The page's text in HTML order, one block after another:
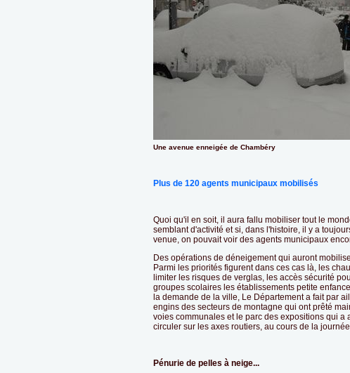
Une avenue enneigée de Chambéry
Plus de 120 agents municipaux mobilisés
Quoi qu'il en soit, il aura fallu mobiliser tout le
semblant d'activité et si, dans l'histoire, il y a
venue, on pouvait voir des agents municipaux
Des opérations de déneigement qui auront
Parmi les priorités figurent dans ces cas là, les
limiter les risques de verglas, les accès sécurité
groupes scolaires les établissements petite
la demande de la ville, Le Département a fait par
engins des secteurs de montagne qui ont prêté
voies communales et le parc des expositions qui
circuler sur les axes routiers, au cours de la
Pénurie de pelles à neige...